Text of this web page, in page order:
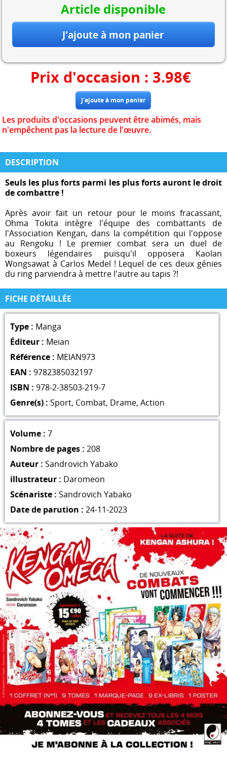
Article disponible
Prix d'occasion : 3.98€
Les produits d'occasions peuvent être abimés, mais
n'empêchent pas la lecture de l'œuvre.
DESCRIPTION
Seuls les plus forts parmi les plus forts auront le droit
de combattre !
Après avoir fait un retour pour le moins fracassant,
Ohma Tokita intègre l'équipe des combattants de
l'Association Kengan, dans la compétition qui l'oppose
au Rengoku ! Le premier combat sera un duel de
boxeurs légendaires puisqu'il opposera Kaolan
Wongsawat à Carlos Medel ! Lequel de ces deux génies
du ring parviendra à mettre l'autre au tapis ?!
FICHE DÉTAILLÉE
Type : Manga
Éditeur : Meian
Référence : MEIAN973
EAN : 9782385032197
ISBN : 978-2-38503-219-7
Genre(s) : Sport, Combat, Drame, Action
Volume : 7
Nombre de pages : 208
Auteur : Sandrovich Yabako
illustrateur : Daromeon
Scénariste : Sandrovich Yabako
Date de parution : 24-11-2023